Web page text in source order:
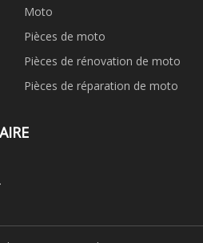
Moto
Pièces de moto
Pièces de rénovation de moto
Pièces de réparation de moto